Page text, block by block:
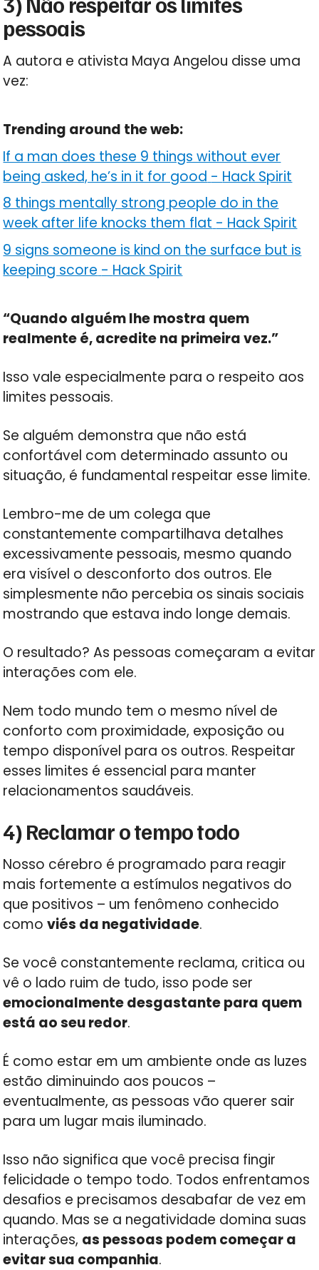
pessoais
A autora e ativista Maya Angelou disse uma
vez:
Trending around the web:
If a man does these 9 things without ever
being asked, he’s in it for good - Hack Spirit
8 things mentally strong people do in the
week after life knocks them flat-Hack Spirit
9 signs someone is kind on the surface but is
keeping score - Hack Spirit
“Quando alguém lhe mostra quem
realmente é, acredite na primeira vez.”
Isso vale especialmente para o respeito aos
limites pessoais.
Se alguém demonstra que não está
confortável com determinado assunto ou
situação, é fundamental respeitar esse limite.
Lembro-me de um colega que
constantemente compartilhava detalhes
excessivamente pessoais, mesmo quando
era visível o desconforto dos outros. Ele
simplesmente não percebia os sinais sociais
mostrando que estava indo longe demais.
O resultado? As pessoas começaram a evitar
interações com ele.
Nem todo mundo tem o mesmo nível de
conforto com proximidade, exposição ou
tempo disponível para os outros. Respeitar
esses limites é essencial para manter
relacionamentos saudáveis.
4) Reclamar o tempo todo
Nosso cérebro é programado para reagir
mais fortemente a estímulos negativos do
que positivos – um fenômeno conhecido
comoviés da negatividade.
Se você constantemente reclama, critica ou
vê o lado ruim de tudo, isso pode ser
emocionalmente desgastante para quem
está ao seu redor.
É como estar em um ambiente onde as luzes
estão diminuindo aos poucos –
eventualmente, as pessoas vão querer sair
para um lugar mais iluminado.
Isso não significa que você precisa fingir
felicidade o tempo todo. Todos enfrentamos
desafios e precisamos desabafar de vez em
quando. Mas se a negatividade domina suas
interações, as pessoas podem começar a
evitar sua companhia.